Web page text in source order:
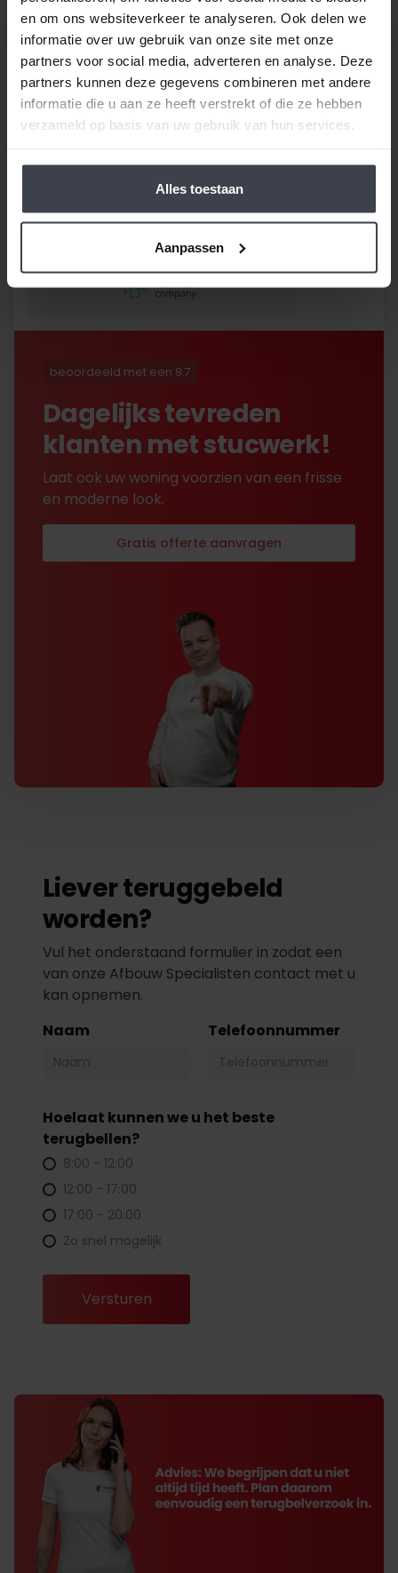
en om ons websiteverkeer te analyseren. Ook delen we
informatie over uw gebruik van onze site met onze
partners voor social media, adverteren en analyse. Deze
partners kunnen deze gegevens combineren met andere
informatie die u aan ze heeft verstrekt of die ze hebben
verzameld op basis van uw gebruik van hun services.
Alles toestaan
Aanpassen
9.8 / 10 116 reviews
10/10 Bob
Gebruik gemaakt van de
garantie om de
2,5 jaar te laten repareren
en dat hebben ze super
netjes gedaan!
beoordeeld met een 9.7
Dagelijks tevreden
klanten met stucwerk!
Laat ook uw woning voorzien van een frisse
en moderne look.
Gratis offerte aanvragen
Liever teruggebeld
worden?
Vul het onderstaand formulier in zodat een
van onze Afbouw Specialisten contact met u
kan opnemen.
Naam
Telefoonnummer
Hoelaat kunnen we u het beste
terugbellen?
8:00 - 12:00
12:00 - 17:00
17:00 - 20:00
Zo snel mogelijk